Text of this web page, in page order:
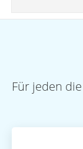
Für jeden